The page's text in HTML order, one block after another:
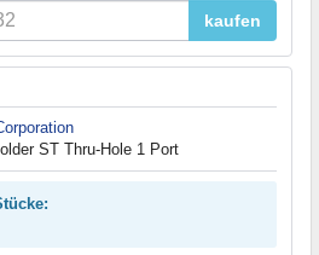
kaufen
ST Thru-Hole 1 Port